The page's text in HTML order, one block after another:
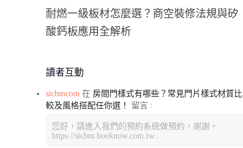
耐燃一級板材怎麼選？商空裝修法規與矽
酸鈣板應用全解析
讀者互動
sicbmcom 在 房間門樣式有哪些？常見門片樣式材質比
較及風格搭配任你選！
留言 :
您好，請進入我們的預約系統做預約，謝謝。
https://sicbm.booknow.com.tw…